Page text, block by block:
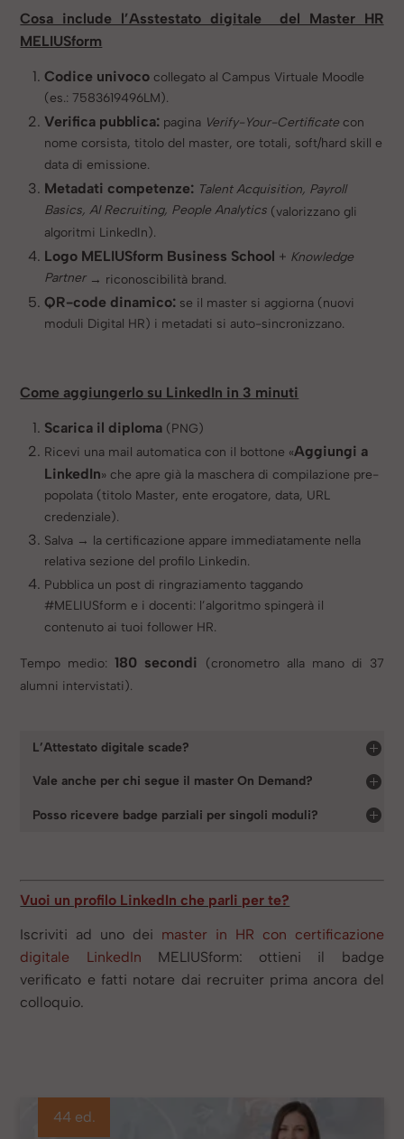
Cosa include l’Asstestato digitale del Master HR
MELIUSform
Codice univoco collegato al Campus Virtuale Moodle
(es.: 7583619496LM).
Verifica pubblica: pagina Verify-Your-Certificate con
nome corsista, titolo del master, ore totali, soft/hard skill e
data di emissione.
Metadati competenze: Talent Acquisition, Payroll
Basics, AI Recruiting, People Analytics (valorizzano gli
algoritmi LinkedIn).
Logo MELIUSform Business School + Knowledge
Partner→ riconoscibilità brand.
QR-code dinamico: se il master si aggiorna (nuovi
moduli Digital HR) i metadati si auto-sincronizzano.
Come aggiungerlo su LinkedIn in 3 minuti
Scarica il diploma (PNG)
Ricevi una mail automatica con il bottone «Aggiungi a
LinkedIn» che apre già la maschera di compilazione pre-
popolata (titolo Master, ente erogatore, data, URL
credenziale).
Salva → la certificazione appare immediatamente nella
relativa sezione del profilo Linkedin.
Pubblica un post di ringraziamento taggando
#MELIUSform e i docenti: l’algoritmo spingerà il
contenuto ai tuoi follower HR.
Tempo medio:180 secondi (cronometro alla mano di 37
alumni intervistati).
L’Attestato digitale scade?
Vale anche per chi segue il master On Demand?
Posso ricevere badge parziali per singoli moduli?
Vuoi un profilo LinkedIn che parli per te?
Iscriviti ad uno dei master in HR con certificazione
digitale LinkedIn MELIUSform: ottieni il badge
verificato e fatti notare dai recruiter prima ancora del
colloquio.
44 ed.